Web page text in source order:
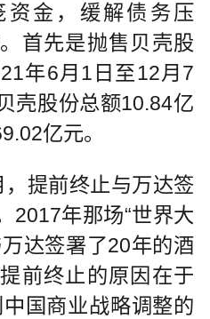
资金，缓解债务压
首先是抛售贝壳股
年6月1日至12月7
壳股份总额10.84亿
亿元。
提前终止与万达签
2017年那场“世界大
达签署了20年的酒
前终止的原因在于
国商业战略调整的